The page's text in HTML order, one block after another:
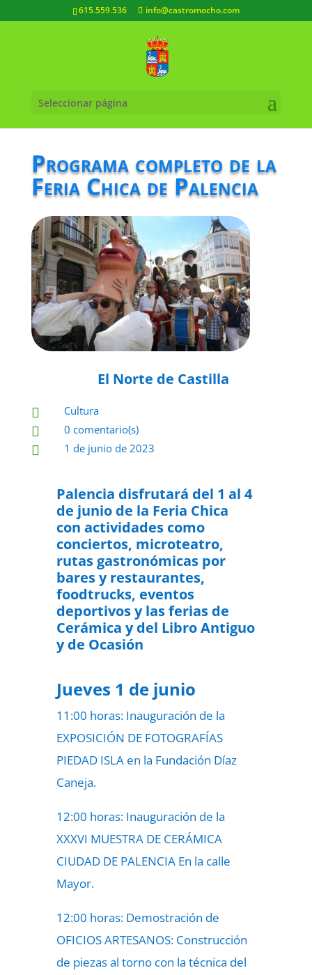
615.559.536 info@castromocho.com
Seleccionar página
Programa completo de la
Feria Chica de Palencia
El Norte de Castilla
 Cultura
 0 comentario(s)
 1 de junio de 2023
Palencia disfrutará del 1 al 4
de junio de la Feria Chica
con actividades como
conciertos, microteatro,
rutas gastronómicas por
bares y restaurantes,
foodtrucks, eventos
deportivos y las ferias de
Cerámica y del Libro Antiguo
y de Ocasión
Jueves 1 de junio
11:00 horas: Inauguración de la
EXPOSICIÓN DE FOTOGRAFÍAS
PIEDAD ISLA en la Fundación Díaz
Caneja.
12:00 horas: Inauguración de la
XXXVI MUESTRA DE CERÁMICA
CIUDAD DE PALENCIA En la calle
Mayor.
12:00 horas: Demostración de
OFICIOS ARTESANOS: Construcción
de piezas al torno con la técnica del